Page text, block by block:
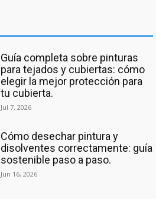
Guía completa sobre pinturas
para tejados y cubiertas: cómo
elegir la mejor protección para
tu cubierta.
Jul 7, 2026
Cómo desechar pintura y
disolventes correctamente: guía
sostenible paso a paso.
Jun 16, 2026